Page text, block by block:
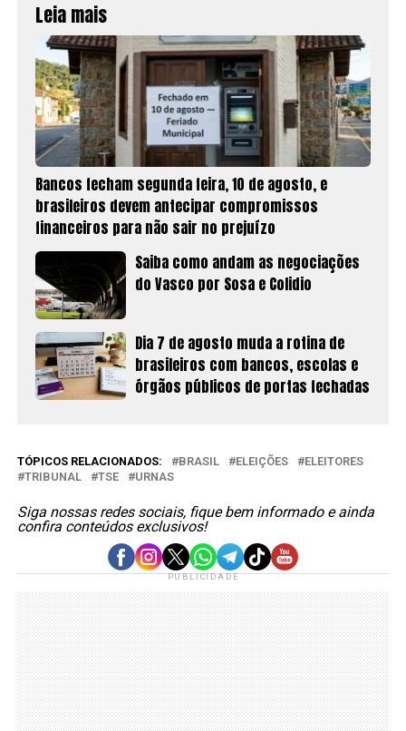
Leia mais
Bancos fecham segunda feira, 10 de agosto, e
brasileiros devem antecipar compromissos
financeiros para não sair no prejuízo
Saiba como andam as negociações
do Vasco por Sosa e Colidio
Dia 7 de agosto muda a rotina de
brasileiros com bancos, escolas e
órgãos públicos de portas fechadas
TÓPICOS RELACIONADOS: BRASIL ELEIÇÕES
ELEITORES
TRIBUNAL
TSE URNAS
Siga nossas redes sociais, fique bem informado e ainda
confira conteúdos exclusivos!
PUBLICIDADE